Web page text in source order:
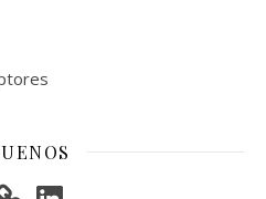
LinkedIn